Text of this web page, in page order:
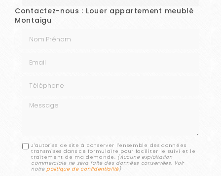
Contactez-nous : Louer appartement meublé
Montaigu
Message
J'autorise ce site à conserver l'ensemble des données
transmises dans ce formulaire pour faciliter le suivi et le
traitement de ma demande. (Aucune exploitation
commerciale ne sera faite des données conservées. Voir
notrepolitique de confidentialité)